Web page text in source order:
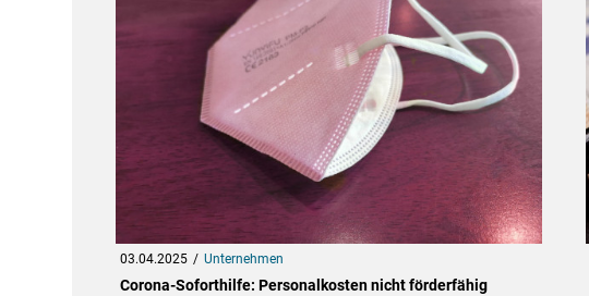
03.04.2025 Unternehmen
Corona-Soforthilfe: Personalkosten nicht förderfähig